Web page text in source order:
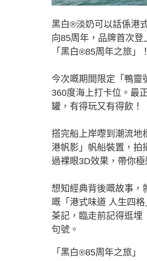
黑白®淡奶可以話係港
向85周年，品牌首次
「黑白®85周年之旅」！
今次嘅期間限定「鴨靈
360度海上打卡位。最
罐，有得玩又有得飲！
搭完船上岸嚟到潮流地
港帆影」帆船裝置，拍
過裸眼3D效果，帶你
想知經典背後嘅故事，
嘅「港式味道 人生四
茶記，臨走前記得逛埋
句號。
「黑白®85周年之旅」